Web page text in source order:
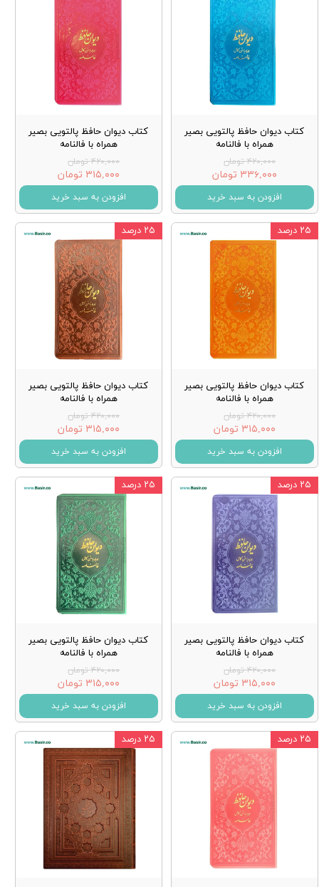
کتاب دیوان حافظ پالتویی بصیر
همراه با فالنامه
۴۲۰,۰۰۰ تومان
۳۳۶,۰۰۰ تومان
افزودن به سبد خرید
کتاب دیوان حافظ پالتویی بصیر
همراه با فالنامه
۴۲۰,۰۰۰ تومان
۳۱۵,۰۰۰ تومان
افزودن به سبد خرید
کتاب دیوان حافظ پالتویی بصیر
همراه با فالنامه
۴۲۰,۰۰۰ تومان
۳۱۵,۰۰۰ تومان
افزودن به سبد خرید
۲۵ درصد
کتاب دیوان حافظ پالتویی بصیر
همراه با فالنامه
۴۲۰,۰۰۰ تومان
۳۱۵,۰۰۰ تومان
افزودن به سبد خرید
۲۵ درصد
کتاب دیوان حافظ پالتویی بصیر
همراه با فالنامه
۴۲۰,۰۰۰ تومان
۳۱۵,۰۰۰ تومان
افزودن به سبد خرید
۲۵ درصد
کتاب دیوان حافظ پالتویی بصیر
همراه با فالنامه
۴۲۰,۰۰۰ تومان
۳۱۵,۰۰۰ تومان
افزودن به سبد خرید
۲۵ درصد
۲۵ درصد ۲۵ درصد